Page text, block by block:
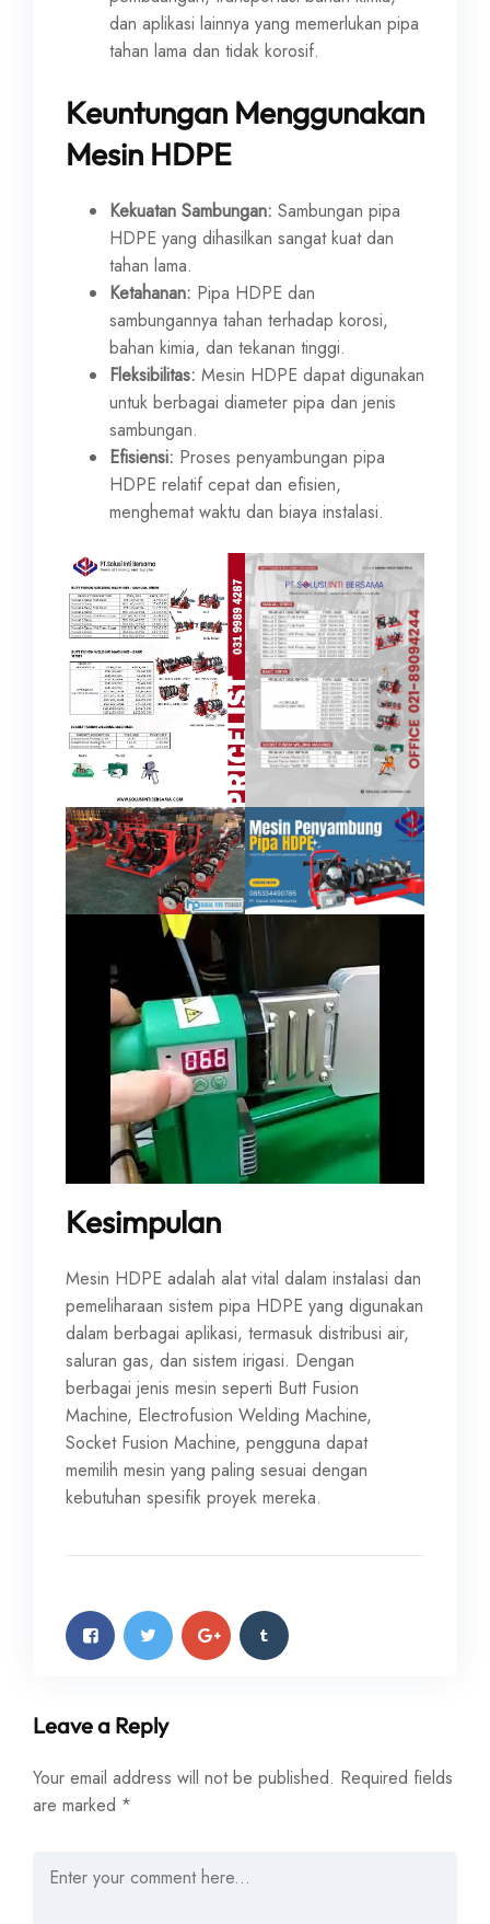
dan aplikasi lainnya yang memerlukan pipa
tahan lama dan tidak korosif.
Keuntungan Menggunakan
Mesin HDPE
Kekuatan Sambungan: Sambungan pipa
HDPE yang dihasilkan sangat kuat dan
tahan lama.
Ketahanan: Pipa HDPE dan
sambungannya tahan terhadap korosi,
bahan kimia, dan tekanan tinggi.
Fleksibilitas: Mesin HDPE dapat digunakan
untuk berbagai diameter pipa dan jenis
sambungan.
Efisiensi: Proses penyambungan pipa
HDPE relatif cepat dan efisien,
menghemat waktu dan biaya instalasi.
Kesimpulan
Mesin HDPE adalah alat vital dalam instalasi dan
pemeliharaan sistem pipa HDPE yang digunakan
dalam berbagai aplikasi, termasuk distribusi air,
saluran gas, dan sistem irigasi. Dengan
berbagai jenis mesin seperti Butt Fusion
Machine, Electrofusion Welding Machine,
Socket Fusion Machine, pengguna dapat
memilih mesin yang paling sesuai dengan
kebutuhan spesifik proyek mereka.
Leave a Reply
Your email address will not be published. Required fields
are marked *